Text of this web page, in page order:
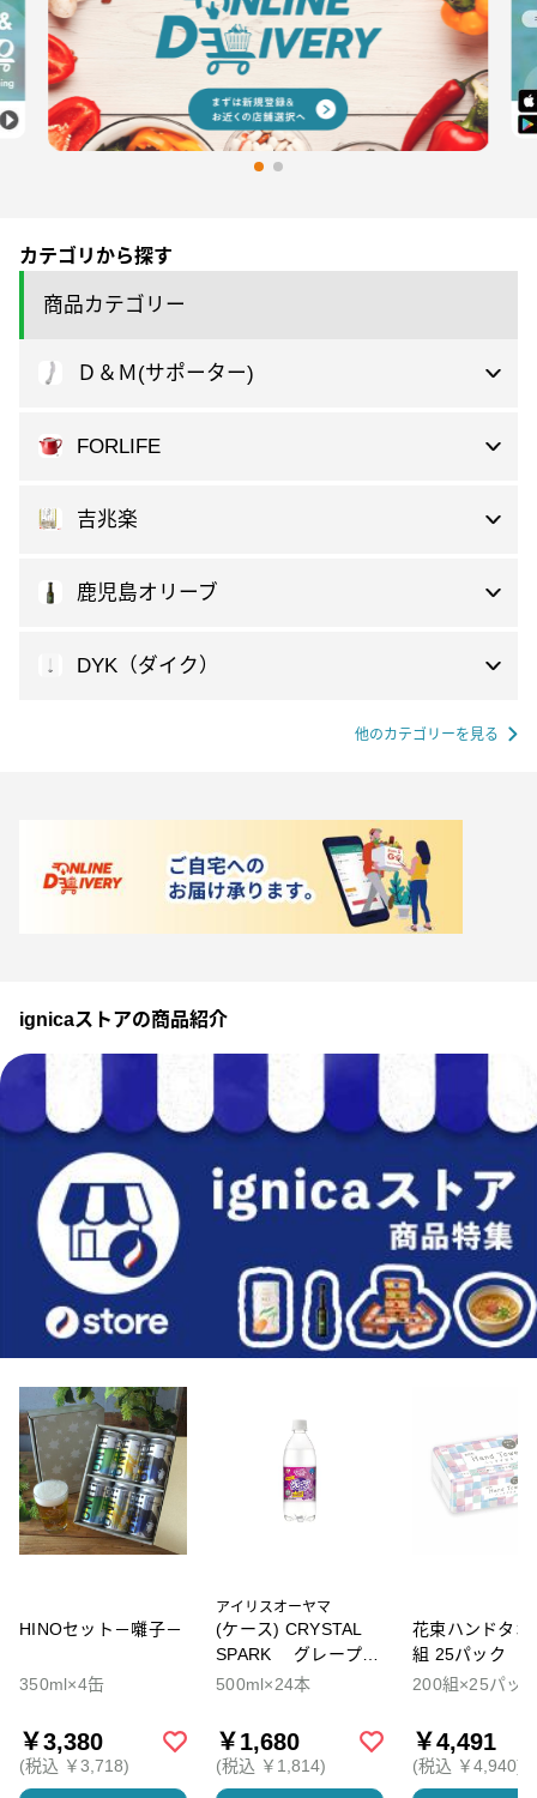
カテゴリから探す
商品カテゴリー
Ｄ＆Ｍ(サポーター)
FORLIFE
吉兆楽
鹿児島オリーブ
DYK（ダイク）
他のカテゴリーを見る
ignicaストアの商品紹介
HINOセット－囃子－
350ml×4缶
￥3,380
(税込 ￥3,718)
アイリスオーヤマ
(ケース) CRYSTAL
SPARK グレープソ
ーダ
500ml×24本
￥1,680
(税込 ￥1,814)
花束ハンドタオ
組 25パック
200組×25パッ
￥4,491
(税込 ￥4,940)